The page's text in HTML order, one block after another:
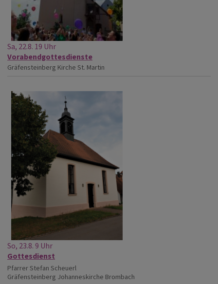
Sa, 22.8. 19 Uhr
Vorabendgottesdienste
Gräfensteinberg Kirche St. Martin
So, 23.8. 9 Uhr
Gottesdienst
Pfarrer Stefan Scheuerl
Gräfensteinberg Johanneskirche Brombach